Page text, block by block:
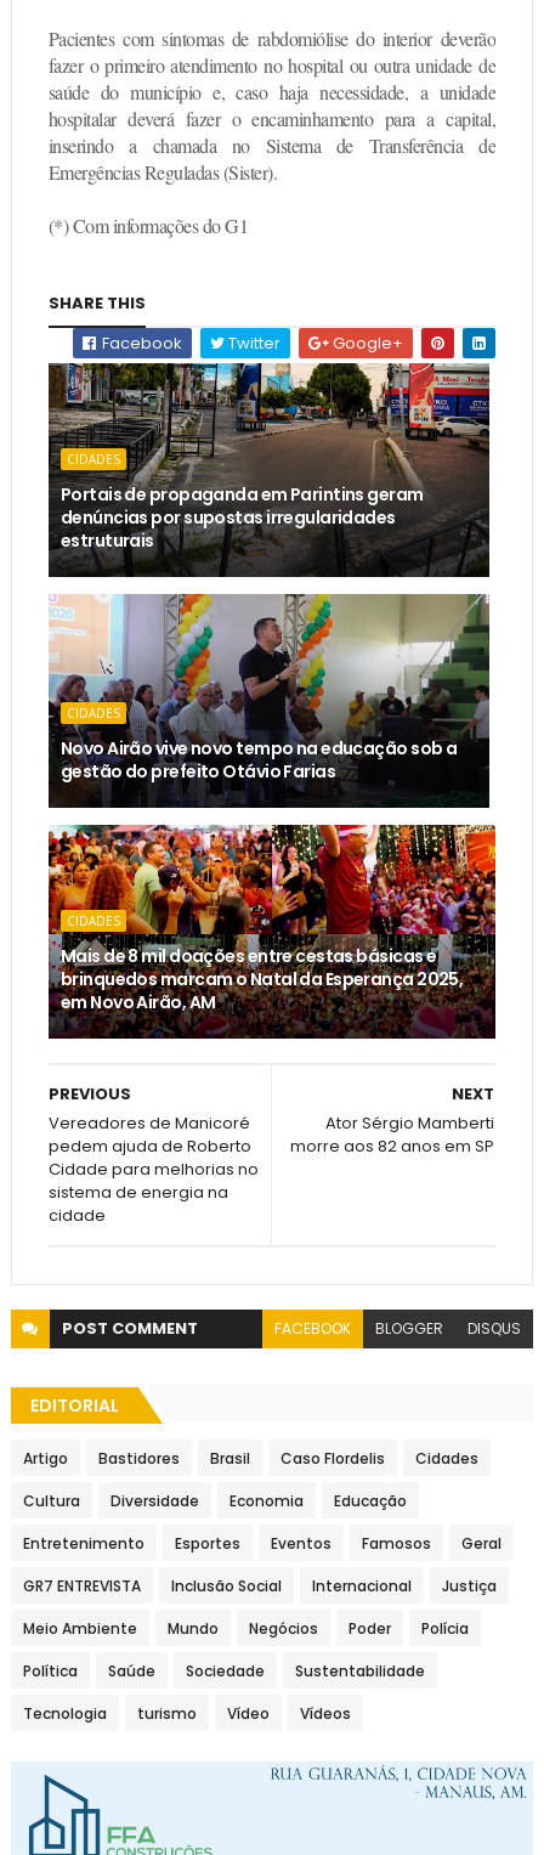
Pacientes com sintomas de rabdomiólise do interior deverão
fazer o primeiro atendimento no hospital ou outra unidade de
saúde do município e, caso haja necessidade, a unidade
hospitalar deverá fazer o encaminhamento para a capital,
inserindo a chamada no Sistema de Transferência de
Emergências Reguladas (Sister).
(*) Com informações do G1
SHARE THIS
Facebook
Twitter Google+
CIDADES
Portais de propaganda em Parintins geram
denúncias por supostas irregularidades
estruturais
CIDADES
Novo Airão vive novo tempo na educação sob a
gestão do prefeito Otávio Farias
CIDADES
Mais de 8 mil doações entre cestas básicas e
brinquedos marcam o Natal da Esperança 2025,
em Novo Airão, AM
NEXT
Ator Sérgio Mamberti
morre aos 82 anos em SP
PREVIOUS
Vereadores de Manicoré
pedem ajuda de Roberto
Cidade para melhorias no
sistema de energia na
cidade
POST COMMENT FACEBOOK BLOGGER DISQUS
EDITORIAL
Artigo Bastidores Brasil Caso Flordelis Cidades
Cultura Diversidade Economia Educação
Entretenimento Esportes Eventos Famosos Geral
GR7 ENTREVISTA Inclusão Social Internacional Justiça
Meio Ambiente Mundo Negócios Poder Polícia
Política Saúde Sociedade Sustentabilidade
Tecnologia turismo Vídeo Vídeos